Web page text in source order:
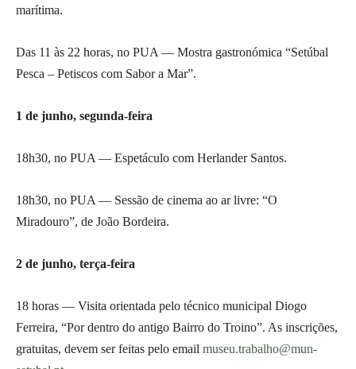
marítima.
Das 11 às 22 horas, no PUA — Mostra gastronómica “Setúbal
Pesca – Petiscos com Sabor a Mar”.
1 de junho, segunda-feira
18h30, no PUA — Espetáculo com Herlander Santos.
18h30, no PUA — Sessão de cinema ao ar livre: “O
Miradouro”, de João Bordeira.
2 de junho, terça-feira
18 horas — Visita orientada pelo técnico municipal Diogo
Ferreira, “Por dentro do antigo Bairro do Troino”. As inscrições,
gratuitas, devem ser feitas pelo email museu.trabalho@mun-